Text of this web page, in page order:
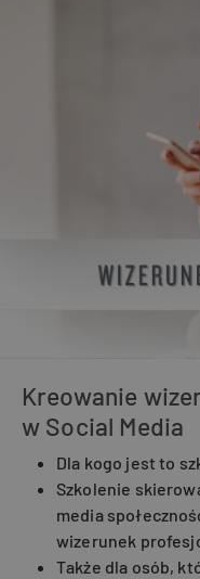
Kreowanie
w Social Media
Dla kogo jest to
Szkolenie
media
wizerunek
Także dla osób,